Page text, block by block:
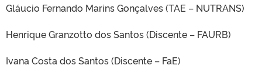
Gláucio Fernando Marins Gonçalves (TAE – NUTRANS)
Henrique Granzotto dos Santos (Discente – FAURB)
Ivana Costa dos Santos (Discente – FaE)